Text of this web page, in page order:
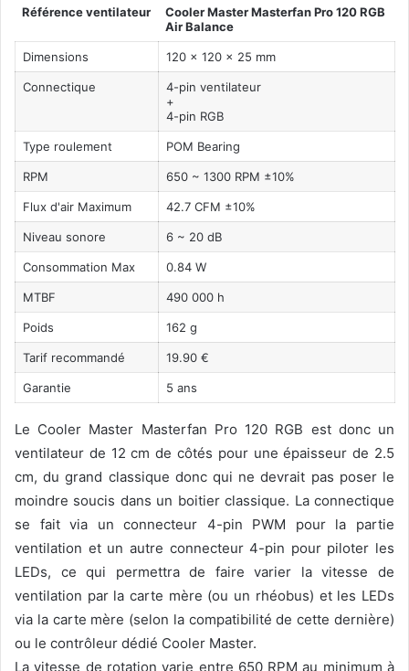
Référence ventilateur
Cooler Master Masterfan Pro 120 RGB
Air Balance
Dimensions 120 x 120 x 25 mm
Connectique
4-pin ventilateur
+
4-pin RGB
Type roulement POM Bearing
RPM 650 ~ 1300 RPM ±10%
Flux d'air Maximum 42.7 CFM ±10%
Niveau sonore 6 ~ 20 dB
Consommation Max 0.84 W
MTBF 490 000 h
Poids 162 g
Tarif recommandé 19.90 €
Garantie 5 ans
Le Cooler Master Masterfan Pro 120 RGB est donc un
ventilateur de 12 cm de côtés pour une épaisseur de 2.5
cm, du grand classique donc qui ne devrait pas poser le
moindre soucis dans un boitier classique. La connectique
se fait via un connecteur 4-pin PWM pour la partie
ventilation et un autre connecteur 4-pin pour piloter les
LEDs, ce qui permettra de faire varier la vitesse de
ventilation par la carte mère (ou un rhéobus) et les LEDs
via la carte mère (selon la compatibilité de cette dernière)
ou le contrôleur dédié Cooler Master.
La vitesse de rotation varie entre 650 RPM au minimum à